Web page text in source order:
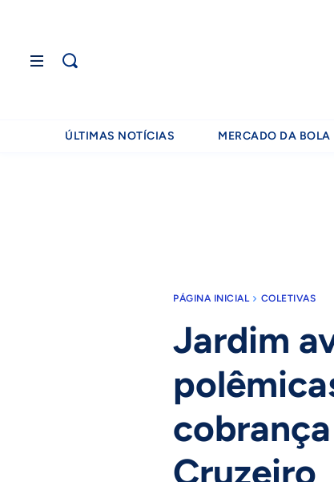
ÚLTIMAS NOTÍCIAS MERCADO DA BOLA
PÁGINA INICIAL COLETIVAS
Jardim
Cruzeiro